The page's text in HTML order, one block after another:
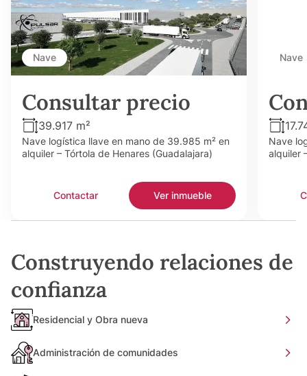
Nave
Consultar precio
39.917 m²
Nave logística llave en mano de 39.985 m² en
alquiler – Tórtola de Henares (Guadalajara)
Contactar Ver inmueble
Nave
Nave
alquiler
Construyendo relaciones de
confianza
Residencial y Obra nueva
Administración de comunidades